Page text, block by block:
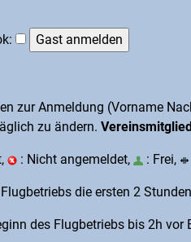
zur Anmeldung (Vorname
zu ändern.
: Nicht angemeldet, : Frei,
die ersten 2
des Flugbetriebs bis 2h vor